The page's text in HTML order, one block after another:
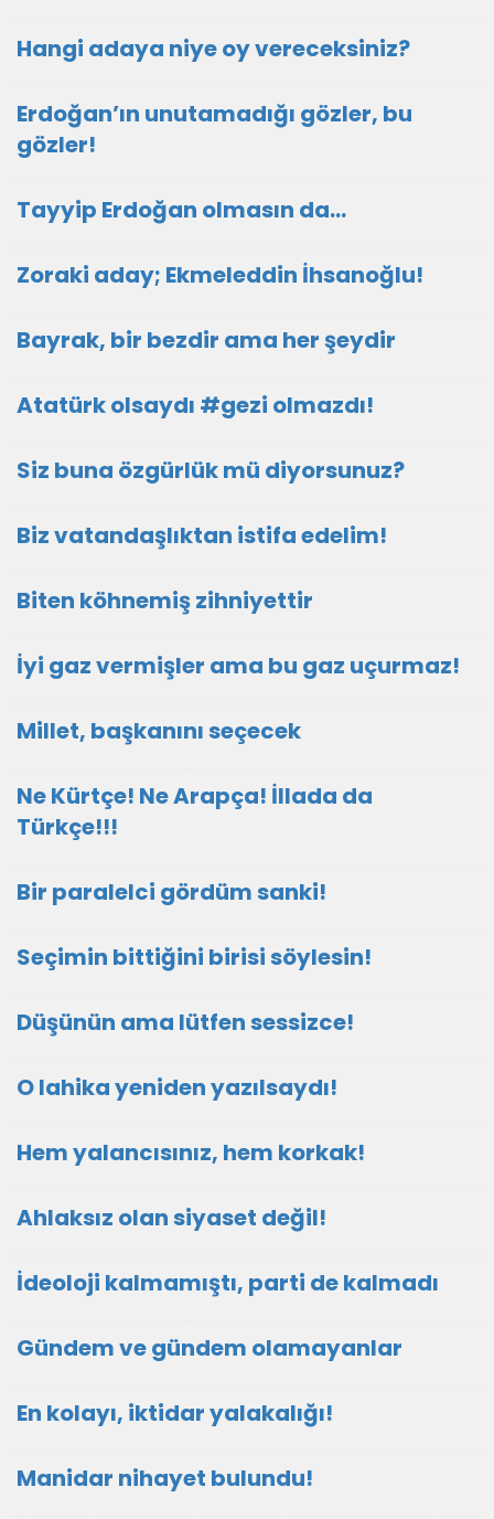
Hangi adaya niye oy vereceksiniz?
Erdoğan’ın unutamadığı gözler, bu
gözler!
Tayyip Erdoğan olmasın da…
Zoraki aday; Ekmeleddin İhsanoğlu!
Bayrak, bir bezdir ama her şeydir
Atatürk olsaydı #gezi olmazdı!
Siz buna özgürlük mü diyorsunuz?
Biz vatandaşlıktan istifa edelim!
Biten köhnemiş zihniyettir
İyi gaz vermişler ama bu gaz uçurmaz!
Millet, başkanını seçecek
Ne Kürtçe! Ne Arapça! İllada da
Türkçe!!!
Bir paralelci gördüm sanki!
Seçimin bittiğini birisi söylesin!
Düşünün ama lütfen sessizce!
O lahika yeniden yazılsaydı!
Hem yalancısınız, hem korkak!
Ahlaksız olan siyaset değil!
İdeoloji kalmamıştı, parti de kalmadı
Gündem ve gündem olamayanlar
En kolayı, iktidar yalakalığı!
Manidar nihayet bulundu!